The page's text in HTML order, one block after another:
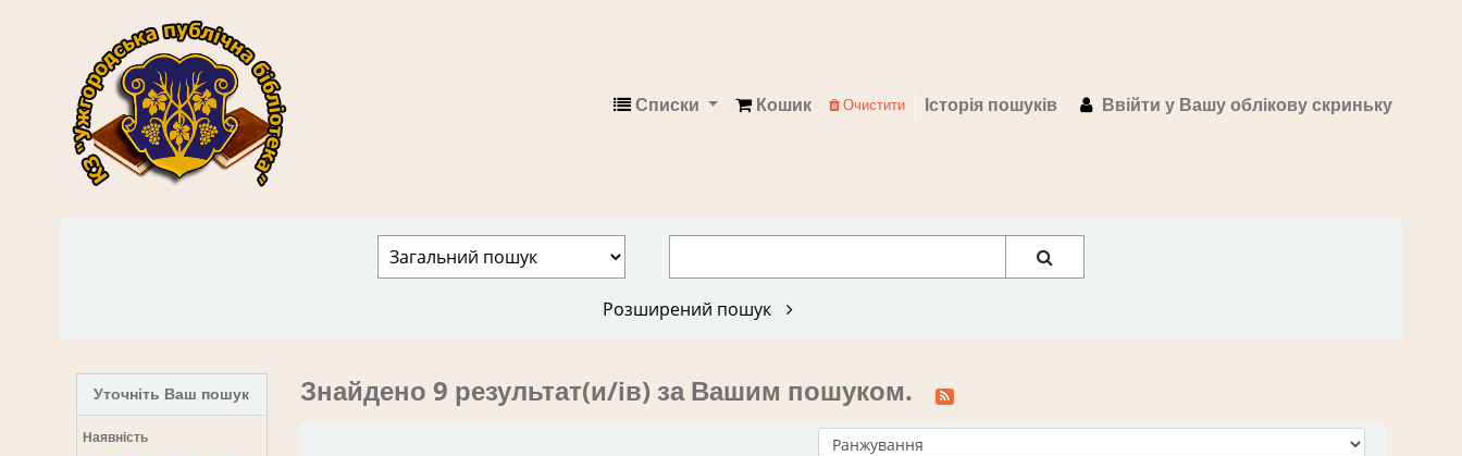
Кошик
Списки Ввійти у Вашу облікову скриньку
Історія пошуків
Очистити
Розширений пошук
Уточніть Ваш пошук
Наявність
Знайдено 9 результат(и/ів) за Вашим пошуком.
Сортувати за: